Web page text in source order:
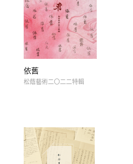
依舊
松蔭藝術二〇二二特輯